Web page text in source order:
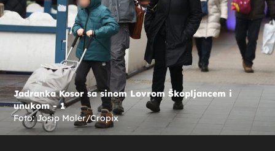
Jadranka Kosor sa sinom Lovrom Škopljancem i
unukom - 1
Foto: Josip Moler/Cropix